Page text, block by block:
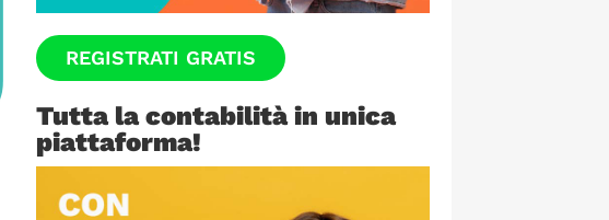
REGISTRATI GRATIS
Tutta la contabilità in unica
piattaforma!